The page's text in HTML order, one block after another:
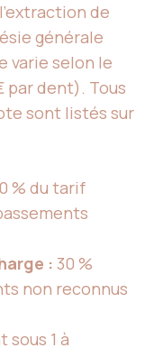
de
générale
varie selon le
par dent). Tous
sont listés sur
% du tarif
: 30 %
non reconnus
sous 1 à